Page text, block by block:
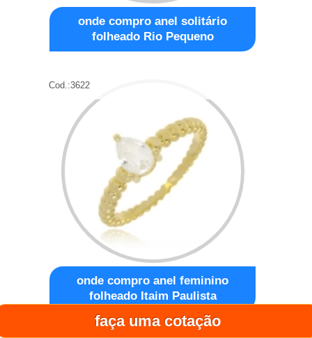
faça uma cotação
onde compro anel solitário
folheado Rio Pequeno
Cod.:3622
onde compro anel feminino
folheado Itaim Paulista